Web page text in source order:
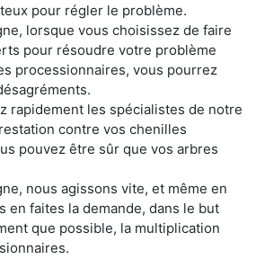
pour régler le problème.
lorsque vous choisissez de faire
pour résoudre votre problème
processionnaires, vous pourrez
rapidement les spécialistes de notre
contre vos chenilles
pouvez être sûr que vos arbres
nous agissons vite, et même en
en faites la demande, dans le but
que possible, la multiplication